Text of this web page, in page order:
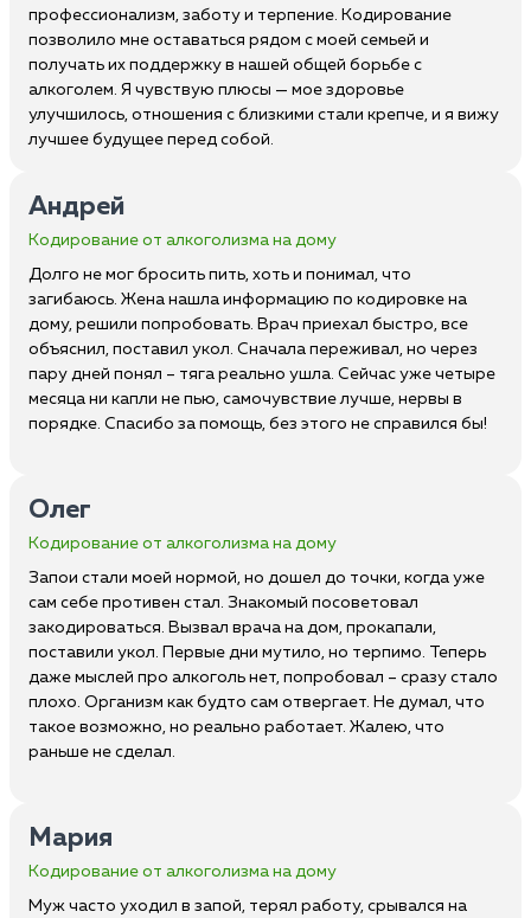
профессионализм, заботу и терпение. Кодирование
позволило мне оставаться рядом с моей семьей и
получать их поддержку в нашей общей борьбе с
алкоголем. Я чувствую плюсы — мое здоровье
улучшилось, отношения с близкими стали крепче, и я вижу
лучшее будущее перед собой.
Андрей
Кодирование от алкоголизма на дому
Долго не мог бросить пить, хоть и понимал, что
загибаюсь. Жена нашла информацию по кодировке на
дому, решили попробовать. Врач приехал быстро, все
объяснил, поставил укол. Сначала переживал, но через
пару дней понял – тяга реально ушла. Сейчас уже четыре
месяца ни капли не пью, самочувствие лучше, нервы в
порядке. Спасибо за помощь, без этого не справился бы!
Олег
Кодирование от алкоголизма на дому
Запои стали моей нормой, но дошел до точки, когда уже
сам себе противен стал. Знакомый посоветовал
закодироваться. Вызвал врача на дом, прокапали,
поставили укол. Первые дни мутило, но терпимо. Теперь
даже мыслей про алкоголь нет, попробовал – сразу стало
плохо. Организм как будто сам отвергает. Не думал, что
такое возможно, но реально работает. Жалею, что
раньше не сделал.
Мария
Кодирование от алкоголизма на дому
Муж часто уходил в запой, терял работу, срывался на